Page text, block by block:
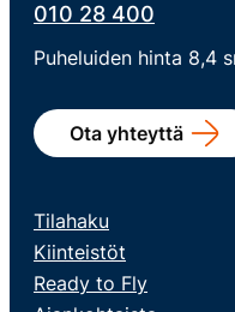
010 28 400
Puheluiden hinta 8,4
Ota yhteyttä
Tilahaku
Kiinteistöt
Ready to Fly